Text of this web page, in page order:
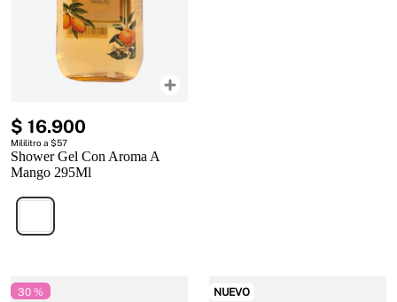
$ 16.900
Mililitro a $57
Shower Gel Con Aroma A
Mango 295Ml
30 % NUEVO